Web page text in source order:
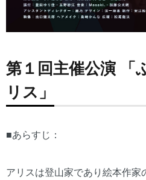
第１回主催公演 「
リス」
■あらすじ：
アリスは登山家であり絵本作